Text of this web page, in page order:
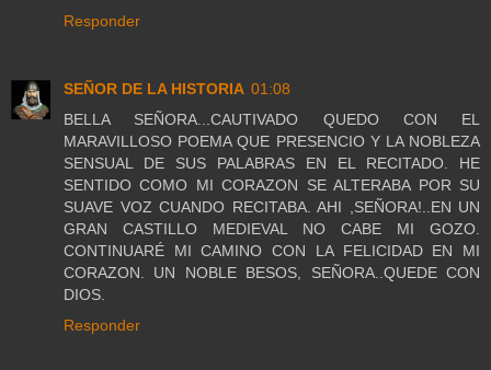
Responder
SEÑOR DE LA HISTORIA 01:08
BELLA SEÑORA...CAUTIVADO QUEDO CON EL
MARAVILLOSO POEMA QUE PRESENCIO Y LA NOBLEZA
SENSUAL DE SUS PALABRAS EN EL RECITADO. HE
SENTIDO COMO MI CORAZON SE ALTERABA POR SU
SUAVE VOZ CUANDO RECITABA. AHI ,SEÑORA!..EN UN
GRAN CASTILLO MEDIEVAL NO CABE MI GOZO.
CONTINUARÉ MI CAMINO CON LA FELICIDAD EN MI
CORAZON. UN NOBLE BESOS, SEÑORA..QUEDE CON
DIOS.
Responder